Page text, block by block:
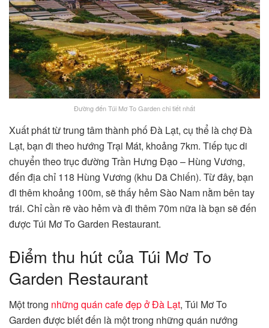
Đường đến Túi Mơ To Garden chi tiết nhất
Xuất phát từ trung tâm thành phố Đà Lạt, cụ thể là chợ Đà
Lạt, bạn đi theo hướng Trại Mát, khoảng 7km. Tiếp tục di
chuyển theo trục đường Trần Hưng Đạo – Hùng Vương,
đến địa chỉ 118 Hùng Vương (khu Dã Chiến). Từ đây, bạn
đi thêm khoảng 100m, sẽ thấy hẻm Sào Nam nằm bên tay
trái. Chỉ cần rẽ vào hẻm và đi thêm 70m nữa là bạn sẽ đến
được Túi Mơ To Garden Restaurant.
Điểm thu hút của Túi Mơ To
Garden Restaurant
Một trong những quán cafe đẹp ở Đà Lạt, Túi Mơ To
Garden được biết đến là một trong những quán nướng